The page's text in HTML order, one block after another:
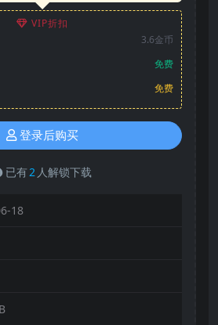
VIP折扣
3.6金币
免费
免费
登录后购买
已有2 人解锁下载
18